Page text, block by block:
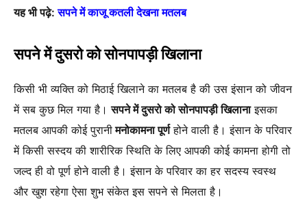
यह भी पढ़े:सपने में काजू कतली देखना मतलब
सपने में दुसरो को सोनपापड़ी खिलाना
किसी भी व्यक्ति को मिठाई खिलाने का मतलब है की उस इंसान को जीवन
में सब कुछ मिल गया है।सपने में दुसरो को सोनपापड़ी खिलानाइसका
मतलब आपकी कोई पुरानीमनोकामना पूर्णहोने वाली है। इंसान के परिवार
में किसी सस्दय की शारीरिक स्थिति के लिए आपकी कोई कामना होगी तो
जल्द ही वो पूर्ण होने वाली है। इंसान के परिवार का हर सदस्य स्वस्थ
और खुश रहेगा ऐसा शुभ संकेत इस सपने से मिलता है।